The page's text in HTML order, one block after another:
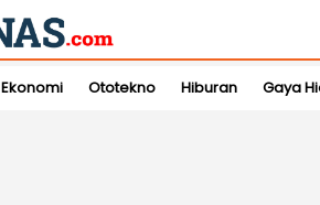
Ekonomi Ototekno Hiburan Gaya